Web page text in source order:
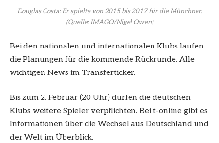
Douglas Costa: Er spielte von 2015 bis 2017 für die Münchner.
(Quelle: IMAGO/Nigel Owen)
Bei den nationalen und internationalen Klubs laufen
die Planungen für die kommende Rückrunde. Alle
wichtigen News im Transferticker.
Bis zum 2. Februar (20 Uhr) dürfen die deutschen
Klubs weitere Spieler verpflichten. Bei t-online gibt es
Informationen über die Wechsel aus Deutschland und
der Welt im Überblick.